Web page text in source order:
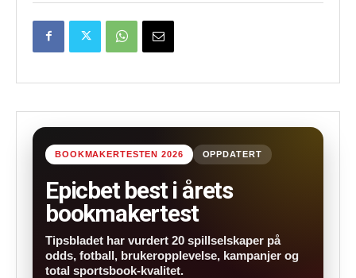
BOOKMAKERTESTEN 2026 OPPDATERT
Epicbet best i årets
bookmakertest
Tipsbladet har vurdert 20 spillselskaper på
odds, fotball, brukeropplevelse, kampanjer og
total sportsbook-kvalitet.